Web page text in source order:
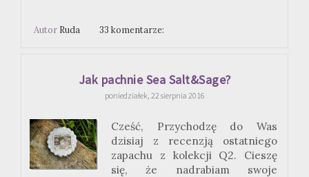
Autor Ruda 33 komentarze:
Jak pachnie Sea Salt&Sage?
poniedziałek, 22 sierpnia 2016
Cześć, Przychodzę do Was
dzisiaj z recenzją ostatniego
zapachu z kolekcji Q2. Cieszę
się, że nadrabiam swoje